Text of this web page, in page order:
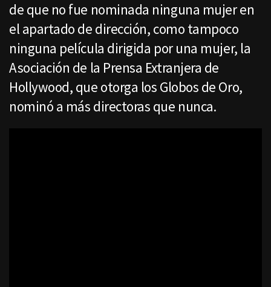
de que no fue nominada ninguna mujer en
el apartado de dirección, como tampoco
ninguna película dirigida por una mujer, la
Asociación de la Prensa Extranjera de
Hollywood, que otorga los Globos de Oro,
nominó a más directoras que nunca.